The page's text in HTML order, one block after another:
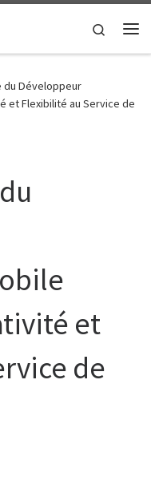
Search
du Développeur
et Flexibilité au Service de
et
de